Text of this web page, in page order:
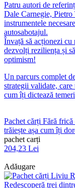
Patru autori de
Dale Carnegie,
instrumentele
autosabotajul.
Învață să acționezi cu
dezvolți reziliența și
optimism!
Un parcurs complet
strategii validate, care
cum îți dictează
Pachet cărți Fără
trăiește așa cum îți
pachet carți
204,23 Lei
Adăugare
Redescoperă trei